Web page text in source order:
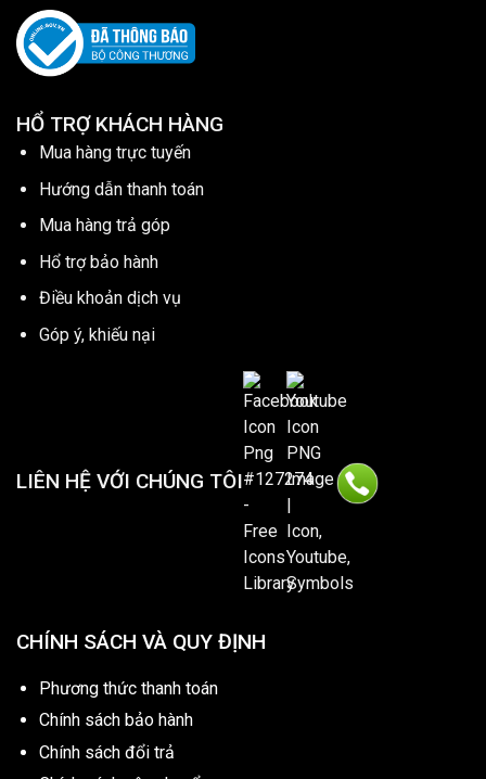
HỔ TRỢ KHÁCH HÀNG
Mua hàng trực tuyến
Hướng dẫn thanh toán
Mua hàng trả góp
Hổ trợ bảo hành
Điều khoản dịch vụ
Góp ý, khiếu nại
LIÊN HỆ VỚI CHÚNG TÔI
CHÍNH SÁCH VÀ QUY ĐỊNH
Phương thức thanh toán
Chính sách bảo hành
Chính sách đổi trả